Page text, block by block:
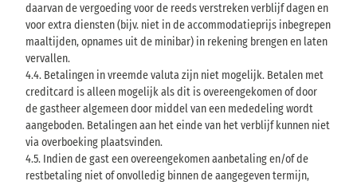
daarvan de vergoeding voor de reeds verstreken verblijf dagen en
voor extra diensten (bijv. niet in de accommodatieprijs inbegrepen
maaltijden, opnames uit de minibar) in rekening brengen en laten
vervallen.
4.4. Betalingen in vreemde valuta zijn niet mogelijk. Betalen met
creditcard is alleen mogelijk als dit is overeengekomen of door
de gastheer algemeen door middel van een mededeling wordt
aangeboden. Betalingen aan het einde van het verblijf kunnen niet
via overboeking plaatsvinden.
4.5. Indien de gast een overeengekomen aanbetaling en/of de
restbetaling niet of onvolledig binnen de aangegeven termijn,